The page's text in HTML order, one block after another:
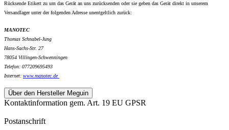
Rücksende Etikett zu um das Gerät an uns zurücksenden oder sie geben das Gerät direkt in unserem
Versandlager unter der folgenden Adresse unentgeltlich zurück:
MANOTEC
Thomas Schnabel-Jung
Hans-Sachs-Str. 27
78054 Villingen-Schwenningen
Telefon: 077209695493
Internet: www.manotec.de
Über den Hersteller Meguin
Kontaktinformation gem. Art. 19 EU GPSR
Postanschrift